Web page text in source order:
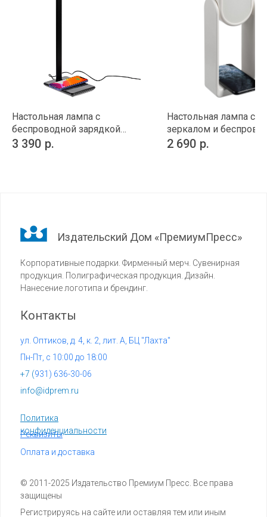
Настольная лампа с
беспроводной зарядкой
Power Spot
3 390 р.
Настольная лампа с
зеркалом и
зарядкой Tyro
2 690 р.
© 2011-2025 Издательство Премиум Пресс. Все права
защищены
Издательский Дом «ПремиумПресс»
Корпоративные подарки. Фирменный мерч. Сувенирная
продукция. Полиграфическая продукция. Дизайн.
Нанесение логотипа и брендинг.
Регистрируясь на сайте или оставляя тем или иным
info@idprem.ru
Контакты
Политика
конфиденциальности
+7 (931) 636-30-06
Реквизиты
ул. Оптиков, д. 4, к. 2, лит. А, БЦ "Лахта"
Оплата и доставка
Пн-Пт, с 10:00 до 18:00